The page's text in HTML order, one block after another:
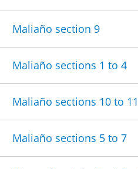
Maliaño section 9
Maliaño sections 1 to 4
Maliaño sections 10 to 11
Maliaño sections 5 to 7